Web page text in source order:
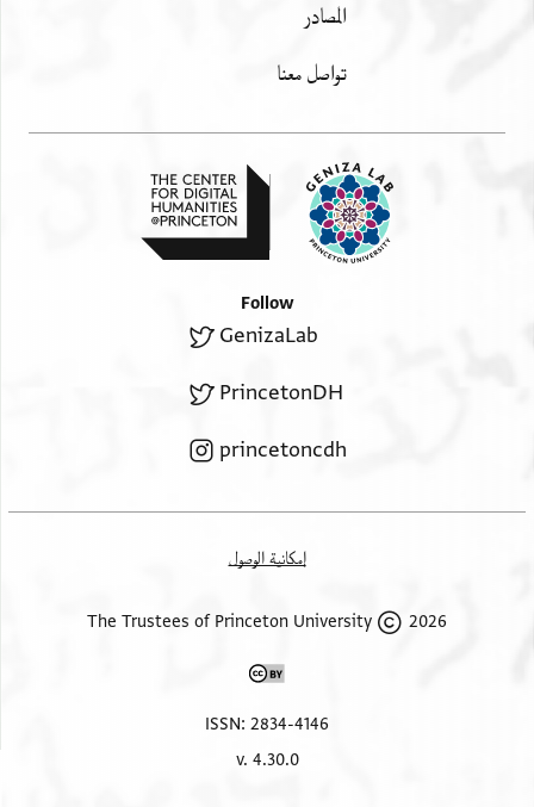
المصادر
تواصل معنا
Follow
GenizaLab
PrincetonDH
princetoncdh
إمكانية الوصول
2026 The Trustees of Princeton University
ISSN: 2834-4146
v. 4.30.0